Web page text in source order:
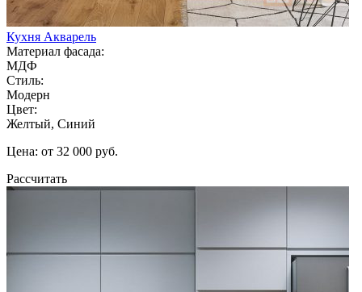
Кухня Акварель
Материал фасада:
МДФ
Стиль:
Модерн
Цвет:
Желтый, Синий
Цена: от 32 000 руб.
Рассчитать